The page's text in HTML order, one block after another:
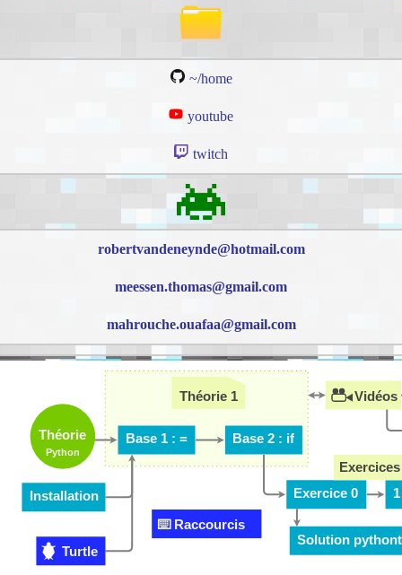
~/home
youtube
twitch
robertvandeneynde@hotmail.com
meessen.thomas@gmail.com
mahrouche.ouafaa@gmail.com
Théorie 1
Base 1 : = Base 2 : if
Exercice 0 1
Installation
Turtle
Solution
Théorie
Python
⌨️ Raccourcis
Vidéos